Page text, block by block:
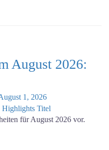
August 2026:
1, 2026
für August 2026 vor.